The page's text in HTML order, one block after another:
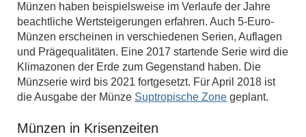
Münzen haben beispielsweise im Verlaufe der Jahre
beachtliche Wertsteigerungen erfahren. Auch 5-Euro-
Münzen erscheinen in verschiedenen Serien, Auflagen
und Prägequalitäten. Eine 2017 startende Serie wird die
Klimazonen der Erde zum Gegenstand haben. Die
Münzserie wird bis 2021 fortgesetzt. Für April 2018 ist
die Ausgabe der Münze Suptropische Zone geplant.
Münzen in Krisenzeiten